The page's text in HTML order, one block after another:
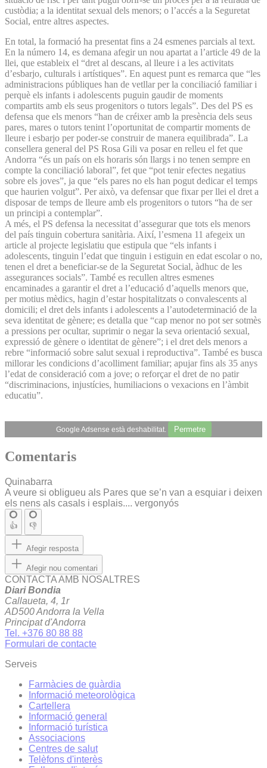
custòdia; a la identitat sexual dels menors; o l’accés a la Seguretat
Social, entre altres aspectes.
En total, la formació ha presentat fins a 24 esmenes parcials al text.
En la número 14, es demana afegir un nou apartat a l’article 49 de la
llei, que estableix el “dret al descans, al lleure i a les activitats
d’esbarjo, culturals i artístiques”. En aquest punt es remarca que “les
administracions públiques han de vetllar per la conciliació familiar i
perquè els infants i adolescents puguin gaudir de moments
compartits amb els seus progenitors o tutors legals”. Des del PS es
defensa que els menors “han de créixer amb la presència dels seus
pares, mares o tutors tenint l’oportunitat de compartir moments de
lleure i esbarjo per poder-se construir de manera equilibrada”. La
consellera general del PS Rosa Gili va posar en relleu el fet que
Andorra “és un país on els horaris són llargs i no tenen sempre en
compte la conciliació laboral”, fet que “pot tenir efectes negatius
sobre els joves”, ja que “els pares no els han pogut dedicar el temps
que haurien volgut”. Per això, va defensar que fixar per llei el dret a
disposar de temps de lleure amb els progenitors o tutors “ha de ser
un principi a contemplar”.
A més, el PS defensa la necessitat d’assegurar que tots els menors
del país tinguin cobertura sanitària. Així, l’esmena 11 afegeix un
article al projecte legislatiu que estipula que “els infants i
adolescents, tinguin l’edat que tinguin i estiguin en edat escolar o no,
tenen el dret a beneficiar-se de la Seguretat Social, àdhuc de les
assegurances socials”. També es recullen altres esmenes
encaminades a garantir el dret a l’educació d’aquells menors que,
per motius mèdics, hagin d’estar hospitalitzats o convalescents al
domicili; el dret dels infants i adolescents a l’autodeterminació de la
seva identitat de gènere; es detalla que “cap menor no pot ser sotmès
a pressions per ocultar, suprimir o negar la seva orientació sexual,
expressió de gènere o identitat de gènere”; i el dret dels menors a
rebre “informació sobre salut sexual i reproductiva”. També es busca
millorar les condicions d’acolliment familiar; apujar fins als 35 anys
l’edat de consideració com a jove; o reforçar el dret de no patir
“discriminacions, injustícies, humiliacions o vexacions en l’àmbit
educatiu”.
Google Adsense està deshabilitat. Permetre
Comentaris
Quinabarra
A veure si obligueu als Pares que se’n van a esquiar i deixen
els nens als casals i esplais.... vergonyós
👍 👎
Afegir resposta
Afegir nou comentari
CONTACTA AMB NOSALTRES
Diari Bondia
Callaueta, 4, 1r
AD500 Andorra la Vella
Principat d'Andorra
Tel. +376 80 88 88
Formulari de contacte
Serveis
Farmàcies de guàrdia
Informació meteorològica
Cartellera
Informació general
Informació turística
Associacions
Centres de salut
Telèfons d'interès